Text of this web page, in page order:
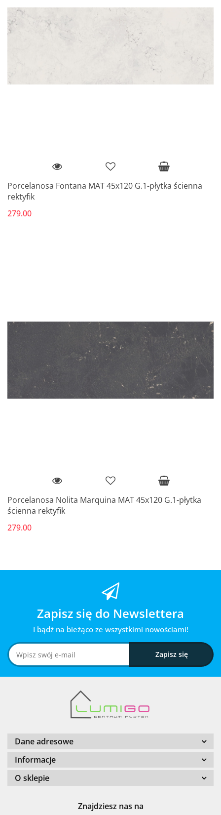
Porcelanosa Fontana MAT 45x120 G.1-płytka ścienna
rektyfik
279.00
Porcelanosa Nolita Marquina MAT 45x120 G.1-płytka
ścienna rektyfik
279.00
Zapisz się do Newslettera
I bądź na bieżąco ze wszystkimi nowościami!
Dane adresowe
Informacje
O sklepie
Znajdziesz nas na